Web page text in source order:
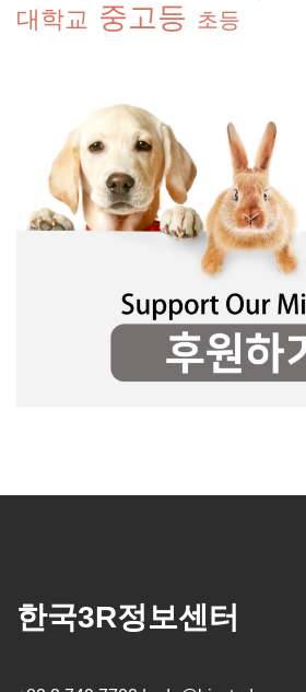
대학교 중고등 초등
한국3R정보센터